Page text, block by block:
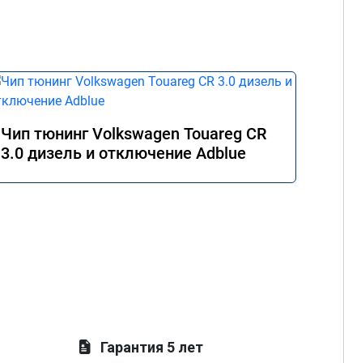
Чип тюнинг Volkswagen Touareg CR
3.0 дизель и отключение Adblue
Гарантия 5 лет